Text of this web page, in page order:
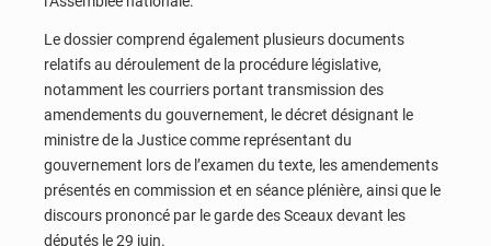
Le dossier comprend également plusieurs documents
relatifs au déroulement de la procédure législative,
notamment les courriers portant transmission des
amendements du gouvernement, le décret désignant le
ministre de la Justice comme représentant du
gouvernement lors de l’examen du texte, les amendements
présentés en commission et en séance plénière, ainsi que le
discours prononcé par le garde des Sceaux devant les
députés le 29 juin.